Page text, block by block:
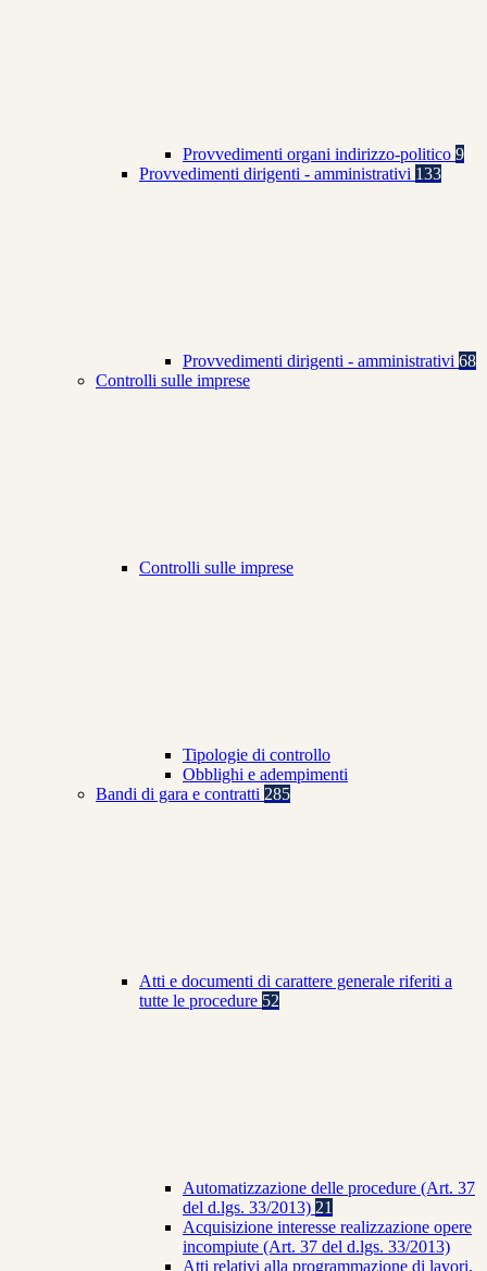
Provvedimenti organi indirizzo-politico 9
Provvedimenti dirigenti - amministrativi 133
Provvedimenti dirigenti - amministrativi 68
Controlli sulle imprese
Controlli sulle imprese
Tipologie di controllo
Obblighi e adempimenti
Bandi di gara e contratti 285
Atti e documenti di carattere generale riferiti a
tutte le procedure 52
Automatizzazione delle procedure (Art. 37
del d.lgs. 33/2013) 21
Acquisizione interesse realizzazione opere
incompiute (Art. 37 del d.lgs. 33/2013)
Atti relativi alla programmazione di lavori,